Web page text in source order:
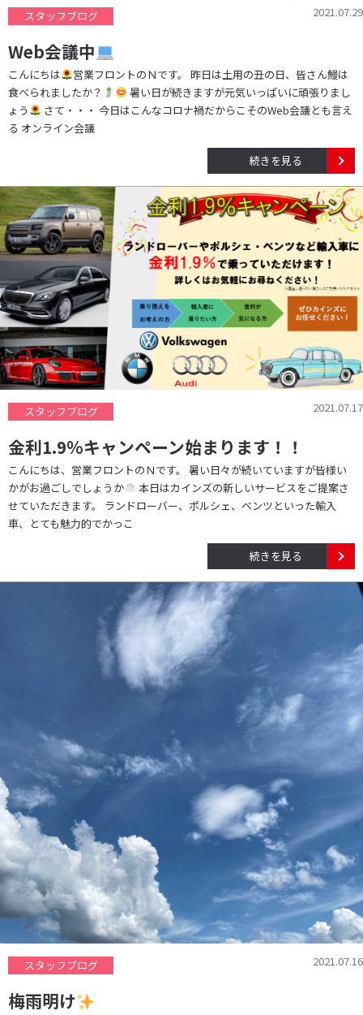
2021.07.29
スタッフブログ
Web会議中
こんにちは
営業フロントのＮです。 昨日は土用の丑の日、皆さん鰻は
食べられましたか？
暑い日が続きますが元気いっぱいに頑張りまし
ょう
さて・・・ 今日はこんなコロナ禍だからこそのWeb会議とも言え
る オンライン会議
続きを見る
2021.07.17
スタッフブログ
金利1.9％キャンペーン始まります！！
こんにちは、営業フロントのＮです。 暑い日々が続いていますが皆様い
かがお過ごしでしょうか
本日はカインズの新しいサービスをご提案さ
せていただきます。 ランドローバー、ポルシェ、ベンツといった輸入
車、とても魅力的でかっこ
続きを見る
2021.07.16
スタッフブログ
梅雨明け